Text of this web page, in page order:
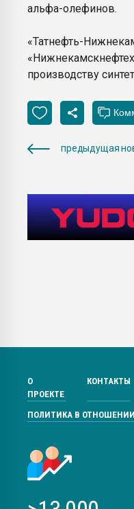
альфа-олефинов.
«Татнефть-
производству
предыдущая
О
ПРОЕКТЕ
КОНТАКТЫ
ПОЛИТИКА В ОТНОШЕНИИ